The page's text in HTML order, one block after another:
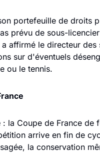
portefeuille de droits
prévu de sous-licencier
affirmé le directeur des
sur d'éventuels
ou le tennis.
la Coupe de France de
arrive en fin de
la conservation